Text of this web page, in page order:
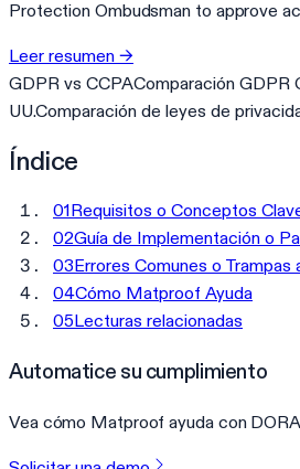
Protection Ombudsman to approve
Leer resumen →
GDPR vs CCPAComparación GDPR
UU.Comparación de leyes de
Índice
01Requisitos o Conceptos
02Guía de Implementación o
03Errores Comunes o Trampas
04Cómo Matproof Ayuda
05Lecturas relacionadas
Automatice su cumplimiento
Vea cómo Matproof ayuda con